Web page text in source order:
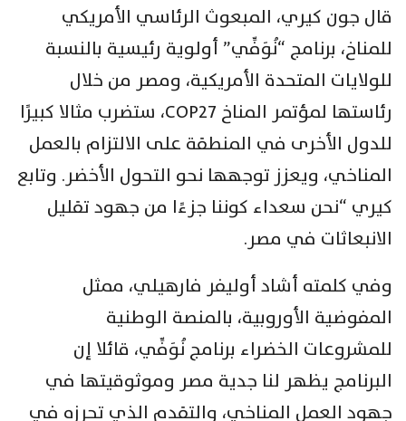
قال جون كيري، المبعوث الرئاسي الأمريكي
للمناخ، برنامج “نُوَفِّي” أولوية رئيسية بالنسبة
للولايات المتحدة الأمريكية، ومصر من خلال
رئاستها لمؤتمر المناخ COP27، ستضرب مثالا كبيرًا
للدول الأخرى في المنطقة على الالتزام بالعمل
المناخي، ويعزز توجهها نحو التحول الأخضر. وتابع
كيري “نحن سعداء كوننا جزءًا من جهود تقليل
الانبعاثات في مصر.
وفي كلمته أشاد أوليفر فارهيلي، ممثل
المفوضية الأوروبية، بالمنصة الوطنية
للمشروعات الخضراء برنامج نُوَفِّي، قائلا إن
البرنامج يظهر لنا جدية مصر وموثوقيتها في
جهود العمل المناخي، والتقدم الذي تحرزه في